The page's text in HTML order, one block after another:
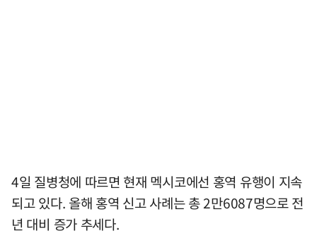
4일 질병청에 따르면 현재 멕시코에선 홍역 유행이 지속
되고 있다. 올해 홍역 신고 사례는 총 2만6087명으로 전
년 대비 증가 추세다.